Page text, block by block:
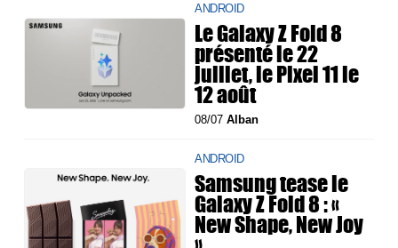
ANDROID
Le Galaxy Z Fold 8
présenté le 22
juillet, le Pixel 11 le
12 août
08/07Alban
ANDROID
Samsung tease le
Galaxy Z Fold 8 : «
New Shape, New Joy